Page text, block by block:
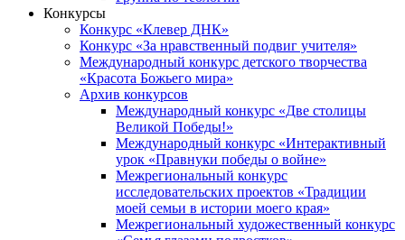
Конкурсы
Конкурс «Клевер ДНК»
Конкурс «За нравственный подвиг учителя»
Международный конкурс детского творчества
«Красота Божьего мира»
Архив конкурсов
Международный конкурс «Две столицы
Великой Победы!»
Международный конкурс «Интерактивный
урок «Правнуки победы о войне»
Межрегиональный конкурс
исследовательских проектов «Традиции
моей семьи в истории моего края»
Межрегиональный художественный конкурс